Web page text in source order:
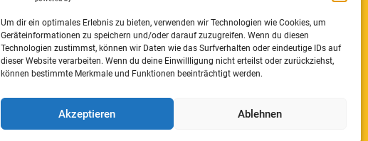
Um dir ein optimales Erlebnis zu bieten, verwenden wir Technologien wie Cookies, um
Geräteinformationen zu speichern und/oder darauf zuzugreifen. Wenn du diesen
Technologien zustimmst, können wir Daten wie das Surfverhalten oder eindeutige IDs auf
dieser Website verarbeiten. Wenn du deine Einwillligung nicht erteilst oder zurückziehst,
können bestimmte Merkmale und Funktionen beeinträchtigt werden.
Akzeptieren Ablehnen